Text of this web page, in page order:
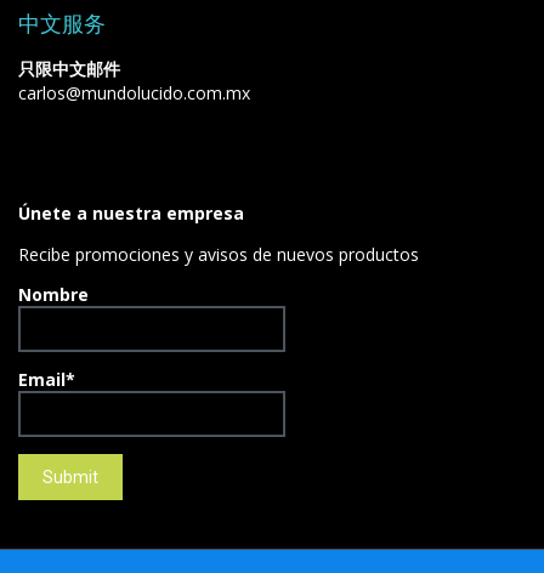
中文服务
只限中文邮件
carlos@mundolucido.com.mx
Únete a nuestra empresa
Recibe promociones y avisos de nuevos productos
Nombre
Email*